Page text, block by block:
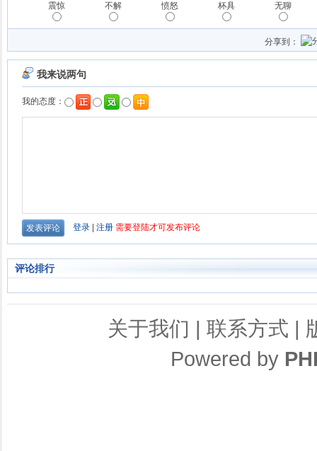
震惊 不解 愤怒 杯具 无聊
分享到：
评论排行
关于我们 | 联系方式 |
Powered by